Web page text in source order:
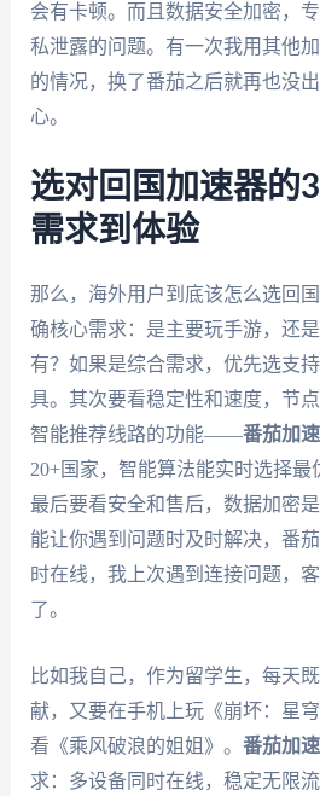
会有卡顿。而且数据安全加密，
私泄露的问题。有一次我用其他
的情况，换了番茄之后就再也没
心。
选对回国加速器的
需求到体验
那么，海外用户到底该怎么选回
确核心需求：是主要玩手游，还
有？如果是综合需求，优先选支
具。其次要看稳定性和速度，节
智能推荐线路的功能——番茄加
20+国家，智能算法能实时选择最
最后要看安全和售后，数据加密
能让你遇到问题时及时解决，番
时在线，我上次遇到连接问题，
了。
比如我自己，作为留学生，每天
献，又要在手机上玩《崩坏：星
看《乘风破浪的姐姐》。 番茄加
求：多设备同时在线，稳定无限